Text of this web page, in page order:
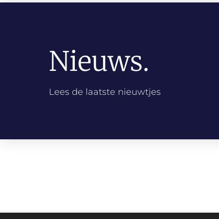
Nieuws.
Lees de laatste nieuwtjes